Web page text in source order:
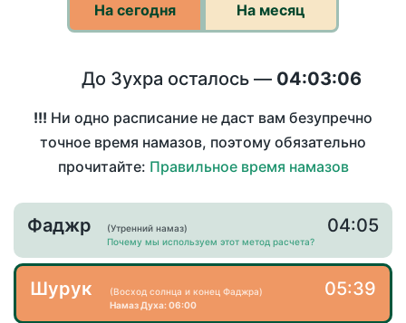
На сегодня На месяц
До Зухра осталось — 04:03:06
!!! Ни одно расписание не даст вам безупречно
точное время намазов, поэтому обязательно
прочитайте: Правильное время намазов
Фаджр
(Утренний намаз)
Почему мы используем этот метод расчета?
04:05
Шурук
(Восход солнца и конец Фаджра)
Намаз Духа: 06:00
05:39